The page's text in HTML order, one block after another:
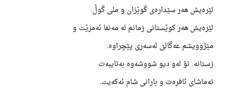
لێرەیش هەر سێدارەی گوێزان و ملی گوڵ.
لێرەیش هەر کوێستانی زمانم لە مەنفا ئەمرێت و
مێژوویشم عەگالێ لەسەری پێچراوە.
زستانە. تۆ لەو دیو شووشەوە بەتایبەت
تەماشای ئافرەت و بارانی شام ئەکەیت.